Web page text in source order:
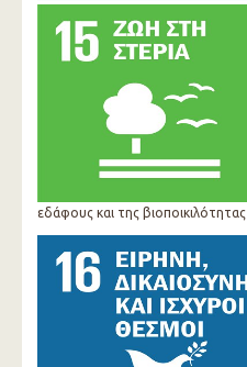
εδάφους και της βιοποικιλότητας